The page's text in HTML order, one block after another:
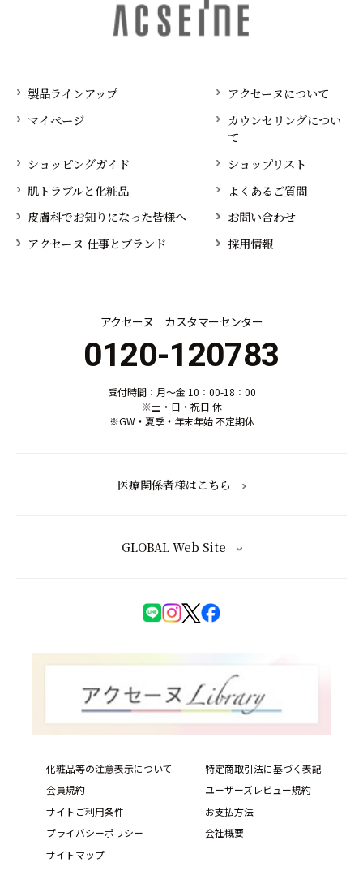
製品ラインアップ
アクセーヌについて
マイページ
カウンセリングについ
て
ショッピングガイド
ショップリスト
肌トラブルと化粧品
よくあるご質問
皮膚科でお知りになった皆様へ
お問い合わせ
アクセーヌ 仕事とブランド
採用情報
アクセーヌ カスタマーセンター
0120-120783
受付時間：月～金 10：00-18：00
※土・日・祝日 休
※GW・夏季・年末年始 不定期休
医療関係者様はこちら
GLOBAL Web Site
化粧品等の注意表示について
特定商取引法に基づく表記
会員規約
ユーザーズレビュー規約
サイトご利用条件
お支払方法
プライバシーポリシー
会社概要
サイトマップ